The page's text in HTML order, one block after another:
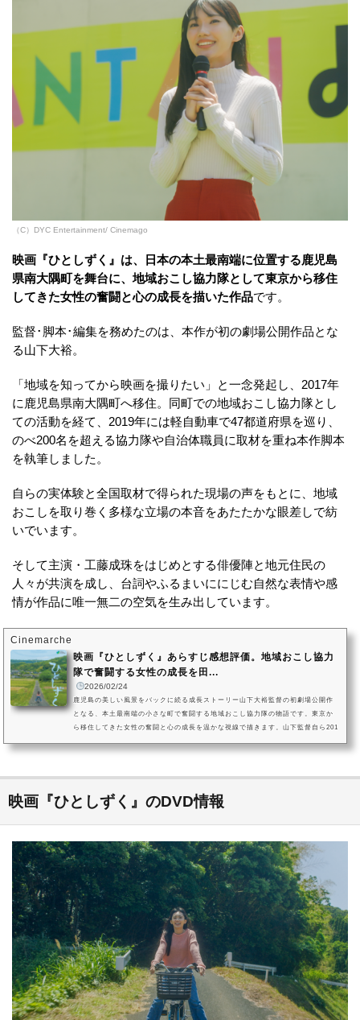
（C）DYC Entertainment/ Cinemago
映画『ひとしずく』は、日本の本土最南端に位置する鹿児島
県南大隅町を舞台に、地域おこし協力隊として東京から移住
してきた女性の奮闘と心の成長を描いた作品です。
監督･脚本･編集を務めたのは、本作が初の劇場公開作品とな
る山下大裕。
「地域を知ってから映画を撮りたい」と一念発起し、2017年
に鹿児島県南大隅町へ移住。同町での地域おこし協力隊とし
ての活動を経て、2019年には軽自動車で47都道府県を巡り、
のべ200名を超える協力隊や自治体職員に取材を重ね本作脚本
を執筆しました。
自らの実体験と全国取材で得られた現場の声をもとに、地域
おこしを取り巻く多様な立場の本音をあたたかな眼差しで紡
いでいます。
そして主演・工藤成珠をはじめとする俳優陣と地元住民の
人々が共演を成し、台詞やふるまいににじむ自然な表情や感
情が作品に唯一無二の空気を生み出しています。
Cinemarche
映画『ひとしずく』あらすじ感想評価。地域おこし協力
隊で奮闘する女性の成長を田...
2026/02/24
鹿児島の美しい風景をバックに続る成長ストーリー山下大裕監督の初劇場公開作
となる、本土最南端の小さな町で奮闘する地域おこし協力隊の物語です。東京か
ら移住してきた女性の奮闘と心の成長を温かな視線で描きます。山下監督自ら201
映画『ひとしずく』のDVD情報